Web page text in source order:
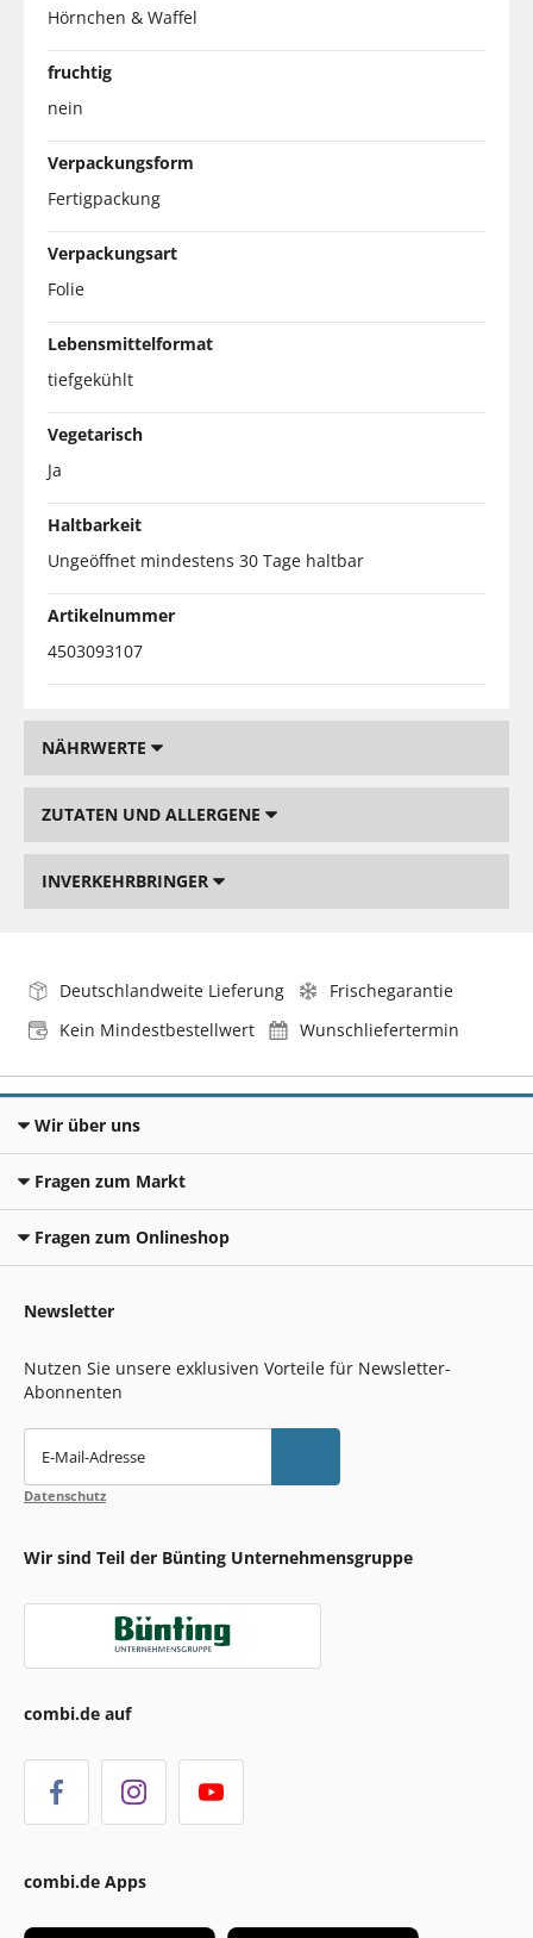
Hörnchen & Waffel
fruchtig
nein
Verpackungsform
Fertigpackung
Verpackungsart
Folie
Lebensmittelformat
tiefgekühlt
Vegetarisch
Ja
Haltbarkeit
Ungeöffnet mindestens 30 Tage haltbar
Artikelnummer
4503093107
NÄHRWERTE
ZUTATEN UND ALLERGENE
INVERKEHRBRINGER
Deutschlandweite Lieferung
Frischegarantie
Kein Mindestbestellwert
Wunschliefertermin
Wir über uns
Fragen zum Markt
Fragen zum Onlineshop
Newsletter
Nutzen Sie unsere exklusiven Vorteile für Newsletter-
Abonnenten
E-Mail-Adresse
Datenschutz
Wir sind Teil der Bünting Unternehmensgruppe
combi.de auf
combi.de Apps